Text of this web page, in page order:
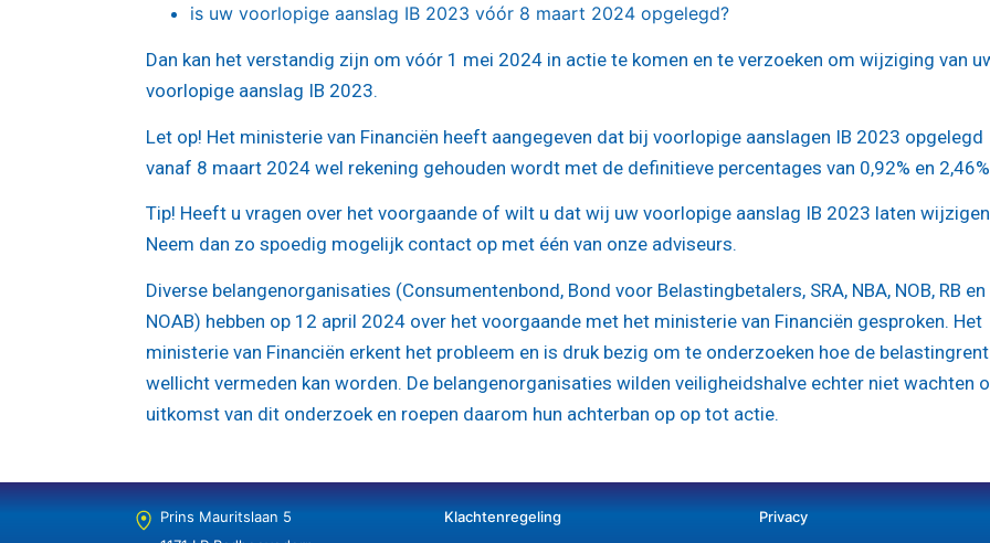
is uw voorlopige aanslag IB 2023 vóór 8 maart 2024 opgelegd?
Dan kan het verstandig zijn om vóór 1 mei 2024 in actie te komen en te verzoeken om wijziging van
voorlopige aanslag IB 2023.
Let op! Het ministerie van Financiën heeft aangegeven dat bij voorlopige aanslagen IB 2023 opgelegd
vanaf 8 maart 2024 wel rekening gehouden wordt met de definitieve percentages van 0,92% en
Tip! Heeft u vragen over het voorgaande of wilt u dat wij uw voorlopige aanslag IB 2023 laten
Neem dan zo spoedig mogelijk contact op met één van onze adviseurs.
Diverse belangenorganisaties (Consumentenbond, Bond voor Belastingbetalers, SRA, NBA, NOB, RB en
NOAB) hebben op 12 april 2024 over het voorgaande met het ministerie van Financiën gesproken. Het
ministerie van Financiën erkent het probleem en is druk bezig om te onderzoeken hoe de
wellicht vermeden kan worden. De belangenorganisaties wilden veiligheidshalve echter niet wachten
uitkomst van dit onderzoek en roepen daarom hun achterban op op tot actie.
Prins Mauritslaan 5
Klachtenregeling Privacy